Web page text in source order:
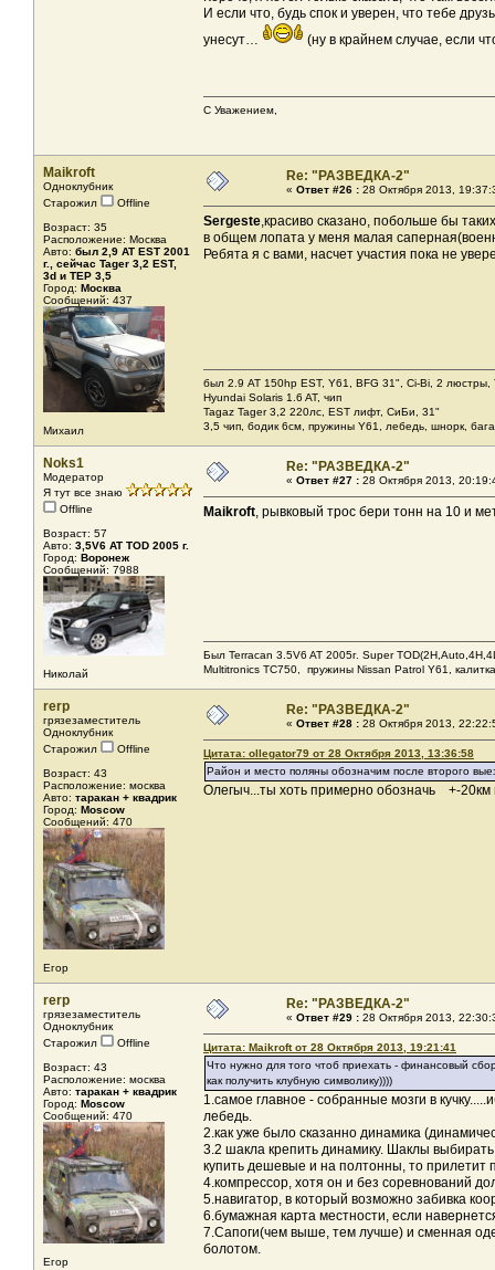
И если что, будь спок и уверен, что тебе
унесут…
(ну в крайнем случае, если
С Уважением,
Maikroft
Одноклубник
Старожил
Offline
Возраст: 35
Расположение: Москва
Авто: был 2,9 AT EST 2001
г., сейчас Tager 3,2 EST,
3d и ТЕР 3,5
Город: Москва
Сообщений: 437
Михаил
Re: "РАЗВЕДКА-2"
« Ответ #26 : 28 Октября 2013,
Sergeste,красиво сказано, побольше бы
в общем лопата у меня малая
Ребята я с вами, насчет участия пока не
был 2.9 AT 150hp EST, Y61, BFG 31", Ci-Bi, 2 люстры,
Hyundai Solaris 1.6 AT, чип
Tagaz Tager 3,2 220лс, EST лифт, СиБи, 31"
3,5 чип, бодик 6см, пружины Y61, лебедь, шнорк,
Noks1
Модератор
Я тут все знаю
Offline
Возраст: 57
Авто: 3,5V6 AT TOD 2005 г.
Город: Воронеж
Сообщений: 7988
Николай
Re: "РАЗВЕДКА-2"
« Ответ #27 : 28 Октября 2013,
Maikroft, рывковый трос бери тонн на 10 и
Был Terracan 3.5V6 AT 2005г. Super
Мultitronics TC750, пружины Nissan Patrol Y61, калитка
rerp
грязезаместитель
Одноклубник
Старожил
Offline
Возраст: 43
Расположение: москва
Авто: таракан + квадрик
Город: Moscow
Сообщений: 470
Егор
Re: "РАЗВЕДКА-2"
« Ответ #28 : 28 Октября 2013,
Цитата: ollegator79 от 28 Октября 2013, 13:36:58
Район и место поляны обозначим после второго
Олегыч...ты хоть примерно обозначь +-20км
rerp
грязезаместитель
Одноклубник
Старожил
Offline
Возраст: 43
Расположение: москва
Авто: таракан + квадрик
Город: Moscow
Сообщений: 470
Егор
Re: "РАЗВЕДКА-2"
« Ответ #29 : 28 Октября 2013,
Цитата: Maikroft от 28 Октября 2013, 19:21:41
Что нужно для того чтоб приехать - финансовый
как получить клубную символику))))
1.самое главное - собранные мозги в
лебедь.
2.как уже было сказанно динамика
3.2 шакла крепить динамику. Шаклы
купить дешевые и на полтонны, то прилетит
4.компрессор, хотя он и без соревнований
5.навигатор, в который возможно забивка
6.бумажная карта местности, если
7.Сапоги(чем выше, тем лучше) и сменная
болотом.